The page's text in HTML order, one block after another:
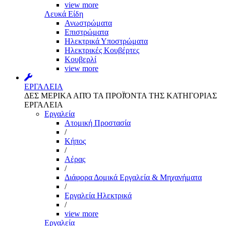
view more
Λευκά Είδη
Ανωστρώματα
Επιστρώματα
Ηλεκτρικά Υποστρώματα
Ηλεκτρικές Κουβέρτες
Κουβερλί
view more
ΕΡΓΑΛΕΙΑ
ΔΕΣ ΜΕΡΙΚΑ ΑΠΌ ΤΑ ΠΡΟΪΌΝΤΑ ΤΗΣ ΚΑΤΗΓΟΡΙΑΣ
ΕΡΓΑΛΕΙΑ
Εργαλεία
Aτομική Προστασία
/
Kήπος
/
Αέρας
/
Διάφορα Δομικά Εργαλεία & Μηχανήματα
/
Εργαλεία Ηλεκτρικά
/
view more
Εργαλεία